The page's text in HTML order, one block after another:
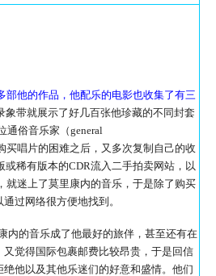
部他的作品，他配乐的电影也收集了有三
带就展示了好几百张他珍藏的不同封套
通俗音乐家（general
唱片的困难之后，又多次复制自己的收
稀有版本的CDR流入二手拍卖网站，以
就迷上了莫里康内的音乐，于是除了购买
过网络很方便地找到。
内的音乐成了他最好的旅伴，甚至还有在
觉得国际包裹邮费比较昂贵，于是回信
他以及其他乐迷们的好意和盛情。他们